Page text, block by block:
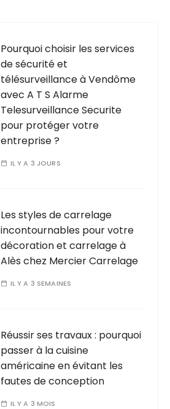
Pourquoi choisir les services
de sécurité et
télésurveillance à Vendôme
avec A T S Alarme
Telesurveillance Securite
pour protéger votre
entreprise ?
IL Y A 3 JOURS
Les styles de carrelage
incontournables pour votre
décoration et carrelage à
Alès chez Mercier Carrelage
IL Y A 3 SEMAINES
Réussir ses travaux : pourquoi
passer à la cuisine
américaine en évitant les
fautes de conception
IL Y A 3 MOIS